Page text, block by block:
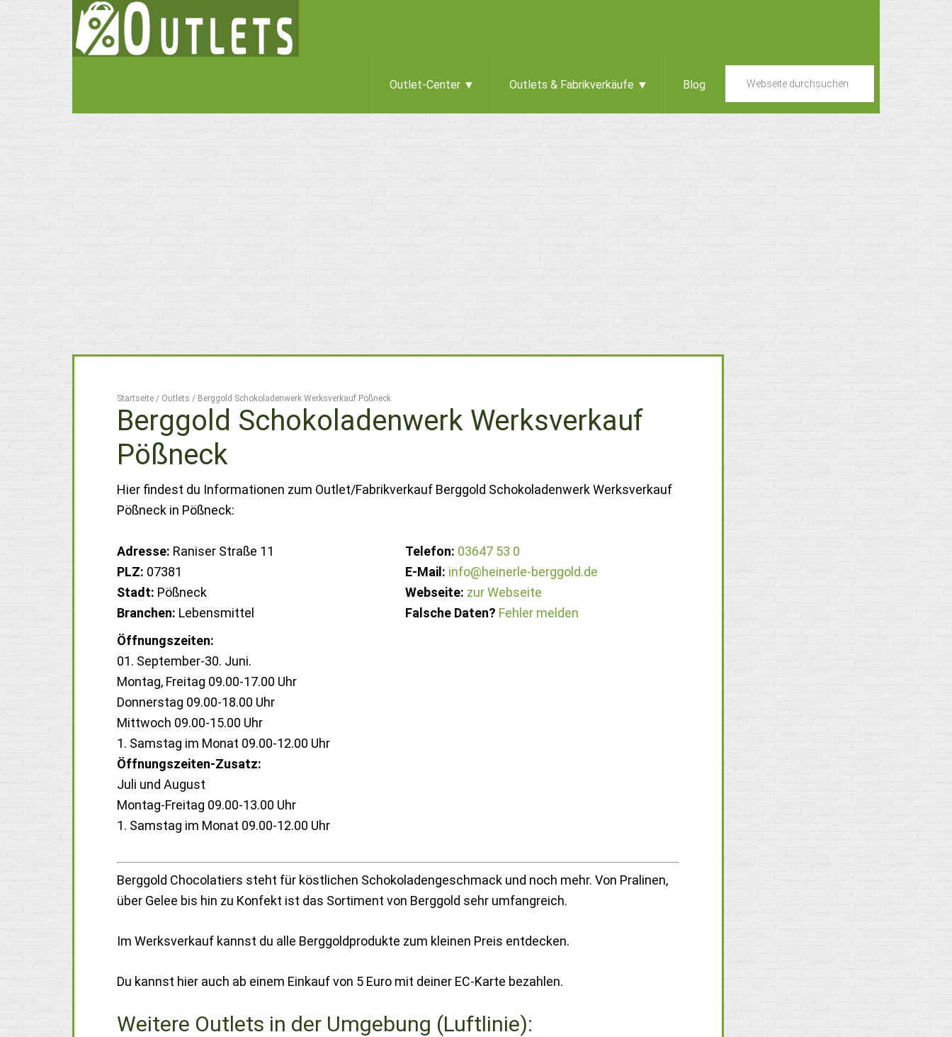
Outlet-Center ▼ Outlets & Fabrikverkäufe ▼ Blog
Startseite / Outlets / Berggold Schokoladenwerk Werksverkauf Pößneck
Berggold Schokoladenwerk Werksverkauf
Pößneck
Hier findest du Informationen zum Outlet/Fabrikverkauf Berggold Schokoladenwerk Werksverkauf
Pößneck in Pößneck:
Adresse: Raniser Straße 11
PLZ: 07381
Stadt: Pößneck
Branchen: Lebensmittel
Telefon: 03647 53 0
E-Mail: info@heinerle-berggold.de
Webseite: zur Webseite
Falsche Daten? Fehler melden
Öffnungszeiten:
01. September-30. Juni.
Montag, Freitag 09.00-17.00 Uhr
Donnerstag 09.00-18.00 Uhr
Mittwoch 09.00-15.00 Uhr
1. Samstag im Monat 09.00-12.00 Uhr
Öffnungszeiten-Zusatz:
Juli und August
Montag-Freitag 09.00-13.00 Uhr
1. Samstag im Monat 09.00-12.00 Uhr
Berggold Chocolatiers steht für köstlichen Schokoladengeschmack und noch mehr. Von Pralinen,
über Gelee bis hin zu Konfekt ist das Sortiment von Berggold sehr umfangreich.
Im Werksverkauf kannst du alle Berggoldprodukte zum kleinen Preis entdecken.
Du kannst hier auch ab einem Einkauf von 5 Euro mit deiner EC-Karte bezahlen.
Weitere Outlets in der Umgebung (Luftlinie):